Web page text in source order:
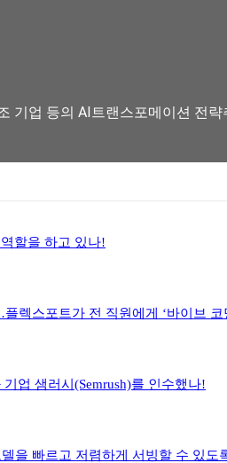
기업 등의 AI트랜스포메이션 전
할을 하고 있나!
렉스포트가 전 직원에게 ‘바이브 코
업 샘러시(Semrush)를 인수했나!
을 빠르고 저렴하게 서빙할 수 있도